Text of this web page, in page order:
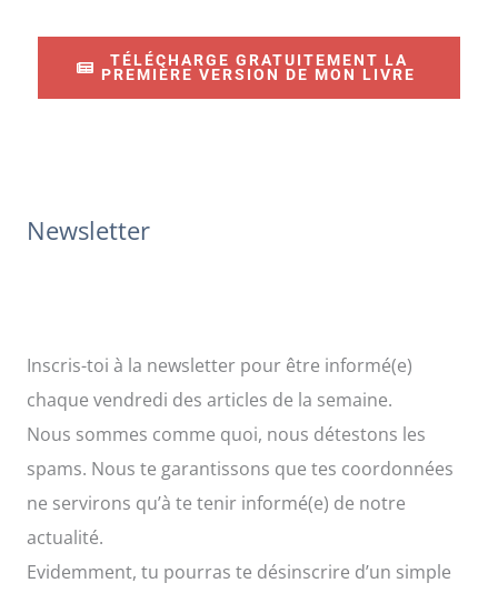
TÉLÉCHARGE GRATUITEMENT LA
PREMIÈRE VERSION DE MON LIVRE
Newsletter
Inscris-toi à la newsletter pour être informé(e)
chaque vendredi des articles de la semaine.
Nous sommes comme quoi, nous détestons les
spams. Nous te garantissons que tes coordonnées
ne servirons qu’à te tenir informé(e) de notre
actualité.
Evidemment, tu pourras te désinscrire d’un simple